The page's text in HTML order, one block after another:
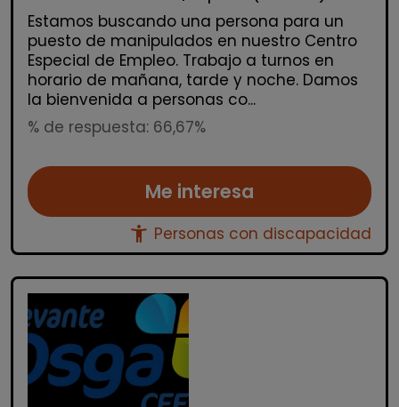
Estamos buscando una persona para un
puesto de manipulados en nuestro Centro
Especial de Empleo. Trabajo a turnos en
horario de mañana, tarde y noche. Damos
la bienvenida a personas co...
% de respuesta: 66,67%
Me interesa
accessibility_new Personas con discapacidad